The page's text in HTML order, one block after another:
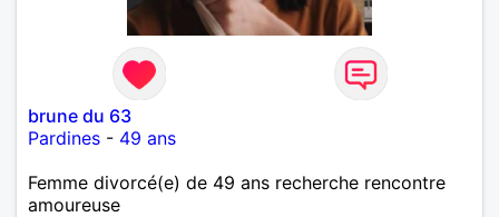
brune du 63
Pardines - 49 ans
Femme divorcé(e) de 49 ans recherche rencontre
amoureuse